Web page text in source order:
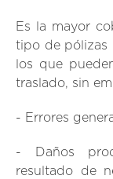
Es la mayor
tipo de pólizas
los que
traslado, sin
- Errores
- Daños
resultado de